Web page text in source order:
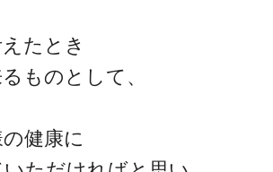
たとき
ものとして、
健康に